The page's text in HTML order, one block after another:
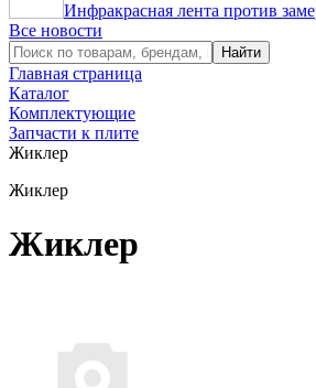
Инфракрасная лента против
Все новости
Главная страница
Каталог
Комплектующие
Запчасти к плите
Жиклер
Жиклер
Жиклер